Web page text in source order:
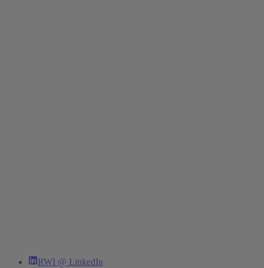
RWI @ LinkedIn